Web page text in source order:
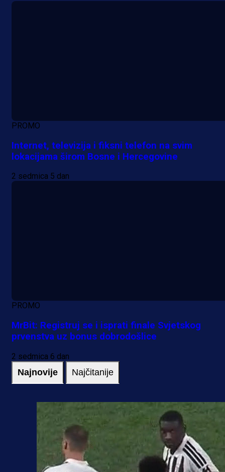
PROMO
Internet, televizija i fiksni telefon na svim
lokacijama širom Bosne i Hercegovine
2 sedmica 5 dan
PROMO
MrBit: Registruj se i isprati finale Svjetskog
prvenstva uz bonus dobrodošlice
2 sedmica 6 dan
Najnovije Najčitanije